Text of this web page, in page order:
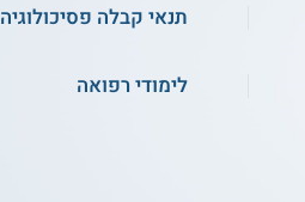
תנאי קבלה פסיכולוגיה
לימודי רפואה